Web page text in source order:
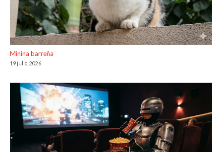
Minina barreña
19 julio, 2026